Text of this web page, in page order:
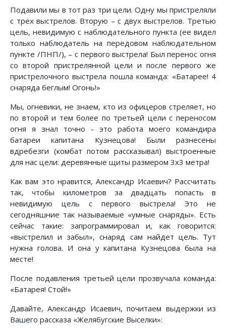
Подавили мы в тот раз три цели. Одну мы пристреляли
с трех выстрелов. Вторую – с двух выстрелов. Третью
цель, невидимую с наблюдательного пункта (ее видел
только наблюдатель на передовом наблюдательном
пункте /ПНП/), – с первого выстрела! Был перенос огня
со второй пристрелянной цели и после первого же
пристрелочного выстрела пошла команда: «Батарее! 4
снаряда беглым! Огонь!»
Мы, огневики, не знаем, кто из офицеров стреляет, но
по второй и тем более по третьей цели с переносом
огня я знал точно - это работа моего командира
батареи капитана Кузнецова! Были разнесены
вдребезги (комбат потом рассказывал) выстроенные
для нас цели: деревянные щиты размером 3х3 метра!
Как вам это нравится, Александр Исаевич? Рассчитать
так, чтобы километров за двадцать попасть в
невидимую цель с первого выстрела! Это не
сегодняшние так называемые «умные снаряды». Есть
сейчас такие: запрограммировал и, как говорится:
«выстрелил и забыл», снаряд сам найдет цель. Тут
нужна голова. И она у капитана Кузнецова была на
месте!
После подавления третьей цели прозвучала команда:
«Батарея! Стой!»
Давайте, Александр Исаевич, почитаем выдержки из
Вашего рассказа «Желябугские Выселки»: